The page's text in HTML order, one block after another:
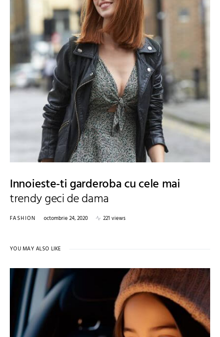
Innoieste-ti garderoba cu cele mai
trendy geci de dama
FASHION octombrie 24, 2020 221 views
YOU MAY ALSO LIKE